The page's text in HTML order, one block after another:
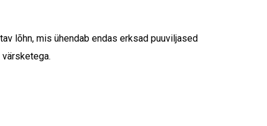
lõhn, mis ühendab endas erksad puuviljased